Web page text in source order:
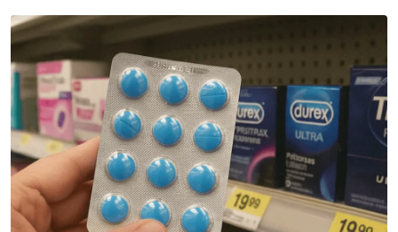
Semasa
Kes Nicky Liow ditarik balik
selepas bayar kompaun RM10
juta - AGC
Semasa
Juruterbang ditahan kes
seludup dadah di Indonesia
tidak kendali penerbangan -
MAG
Semasa